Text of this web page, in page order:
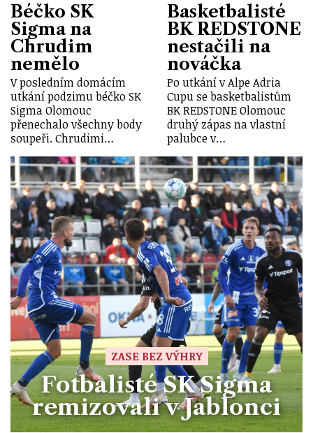
Béčko SK
Sigma na
Chrudim
nemělo
V posledním domácím
utkání podzimu béčko SK
Sigma Olomouc
přenechalo všechny body
soupeři. Chrudimi…
Basketbalisté
BK REDSTONE
nestačili na
nováčka
Po utkání v Alpe Adria
Cupu se basketbalistům
BK REDSTONE Olomouc
druhý zápas na vlastní
palubce v…
ZASE BEZ VÝHRY
Fotbalisté SK Sigma
remizovali v Jablonci